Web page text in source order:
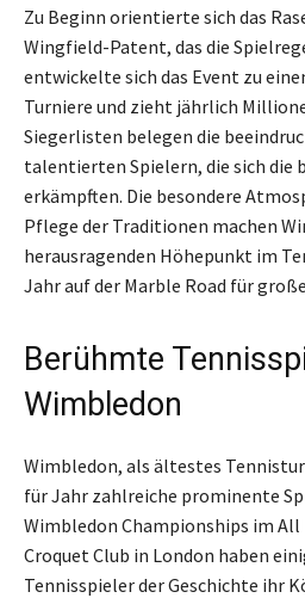
Zu Beginn orientierte sich das
Wingfield-Patent, das die
entwickelte sich das Event zu
Turniere und zieht jährlich
Siegerlisten belegen die
talentierten Spielern, die sich die
erkämpften. Die besondere
Pflege der Traditionen machen
herausragenden Höhepunkt im
Jahr auf der Marble Road für
Berühmte
Wimbledon
Wimbledon, als ältestes
für Jahr zahlreiche prominente
Wimbledon Championships im All
Croquet Club in London haben
Tennisspieler der Geschichte ihr